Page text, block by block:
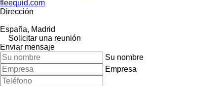
fleequid.com
Dirección
España, Madrid
Solicitar una reunión
Enviar mensaje
Su nombre
Empresa